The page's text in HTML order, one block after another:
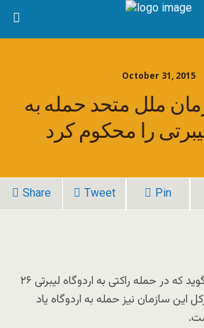
October 31, 2015
ملل متحد حمله به
را محکوم کرد
Share Tweet Pin
سازمان ملل متحد می‌گوید که در حمله راکتی به اردوگاه لیبرتی ۲۶
این سازمان نیز حمله به اردوگاه یاد